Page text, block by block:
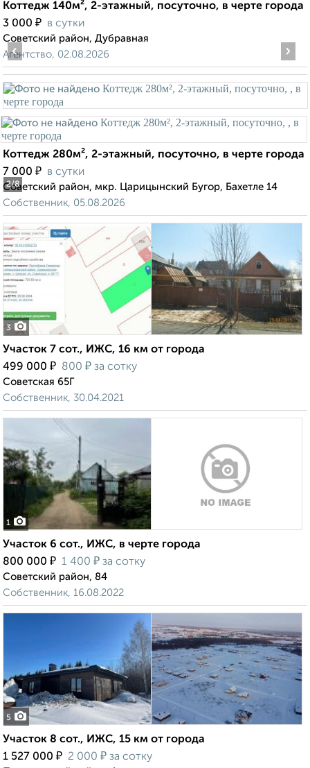
Коттедж 140м², 2-этажный, посуточно, в черте города
3 000 ₽ в сутки
Советский район, Дубравная
Агентство, 02.08.2026
2/8
‹ ›
Коттедж 280м², 2-этажный, посуточно, в черте города
7 000 ₽ в сутки
Советский район, мкр. Царицынский Бугор, Бахетле 14
Собственник, 05.08.2026
3
Участок 7 сот., ИЖС, 16 км от города
499 000 ₽ 800 ₽ за сотку
Советская 65Г
Собственник, 30.04.2021
1
Участок 6 сот., ИЖС, в черте города
800 000 ₽ 1 400 ₽ за сотку
Советский район, 84
Собственник, 16.08.2022
5
Участок 8 сот., ИЖС, 15 км от города
1 527 000 ₽ 2 000 ₽ за сотку